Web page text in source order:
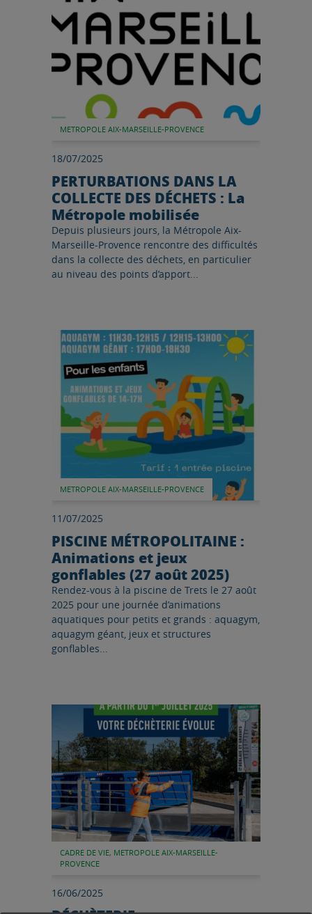
METROPOLE AIX-MARSEILLE-PROVENCE
18/07/2025
PERTURBATIONS DANS LA
COLLECTE DES DÉCHETS : La
Métropole mobilisée
Depuis plusieurs jours, la Métropole Aix-
Marseille-Provence rencontre des difficultés
dans la collecte des déchets, en particulier
au niveau des points d’apport...
METROPOLE AIX-MARSEILLE-PROVENCE
11/07/2025
PISCINE MÉTROPOLITAINE :
Animations et jeux
gonflables (27 août 2025)
Rendez-vous à la piscine de Trets le 27 août
2025 pour une journée d’animations
aquatiques pour petits et grands : aquagym,
aquagym géant, jeux et structures
gonflables...
Lire l'article
CADRE DE VIE, METROPOLE AIX-MARSEILLE-
PROVENCE
16/06/2025
Lire l'article